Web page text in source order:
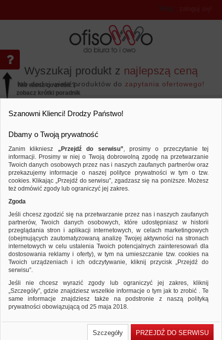
Wyszukaj produkt z najlepszą ceną
lub dodaj wiele produktów do zapytania ofertowego!
Witaj ,
Drobne akcesoria biurowe Przyborniki na biurko
Porównaj produkt: Przybornik na biurko DONAU z
Nie wiesz co zrobić? -
zobacz krótki poradnik
Szanowni Klienci! Drodzy Państwo!
Dbamy o Twoją prywatność
Zanim klikniesz „Przejdź do serwisu”, prosimy o przeczytanie tej
informacji. Prosimy w niej o Twoją dobrowolną zgodę na przetwarzanie
Twoich danych osobowych przez nas i naszych zaufanych partnerów oraz
przekazujemy informacje o naszej polityce prywatności w tym o tzw.
cookies. Klikając „Przejdź do serwisu”, zgadzasz się na poniższe. Możesz
też odmówić zgody lub ograniczyć jej zakres.
Zgoda
Jeśli chcesz zgodzić się na przetwarzanie przez nas i naszych zaufanych
partnerów, Twoich danych osobowych, które udostępniasz w historii
przeglądania stron i aplikacji internetowych, w celach marketingowych
(obejmujących zautomatyzowaną analizę Twojej aktywności na stronach
internetowych w celu ustalenia Twoich potencjalnych zainteresowań dla
dostosowania reklamy i oferty), w tym na umieszczanie tzw. cookies na
Twoich urządzeniach i ich odczytywanie, kliknij przycisk „Przejdź do
serwisu”.
Jeśli nie chcesz wyrazić zgody lub ograniczyć jej zakres, kliknij
„Szczegóły”, gdzie znajdziesz wszelkie informacje o tym jak to zrobić . Te
same informacje znajdziesz także na podstronie z naszą polityką
prywatności obowiązującą od 25 maja 2018.
wcześniejsza zgoda której udzieliliście podczas zakładania konta. Każda
Państwa zgoda jest dobrowolna i można ją w dowolnym momencie
Szczegóły PRZEJDŹ DO SERWISU